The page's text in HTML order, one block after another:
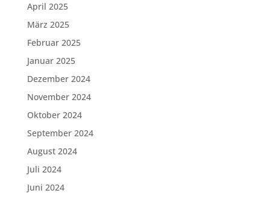
April 2025
März 2025
Februar 2025
Januar 2025
Dezember 2024
November 2024
Oktober 2024
September 2024
August 2024
Juli 2024
Juni 2024